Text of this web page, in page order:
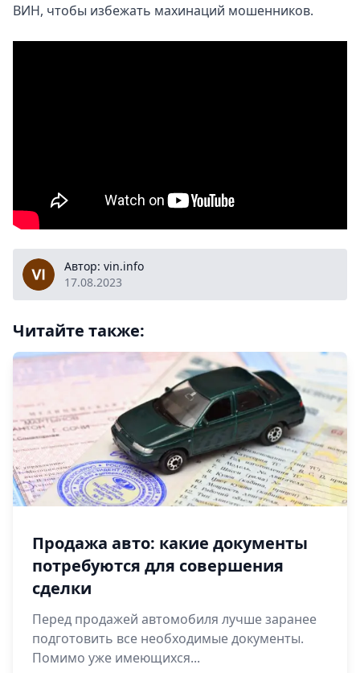
ВИН, чтобы избежать махинаций мошенников.
vin.infoАвтор: vin.info
17.08.2023
Читайте также:
Продажа авто: какие документы
потребуются для совершения
сделки
Перед продажей автомобиля лучше заранее
подготовить все необходимые документы.
Помимо уже имеющихся...